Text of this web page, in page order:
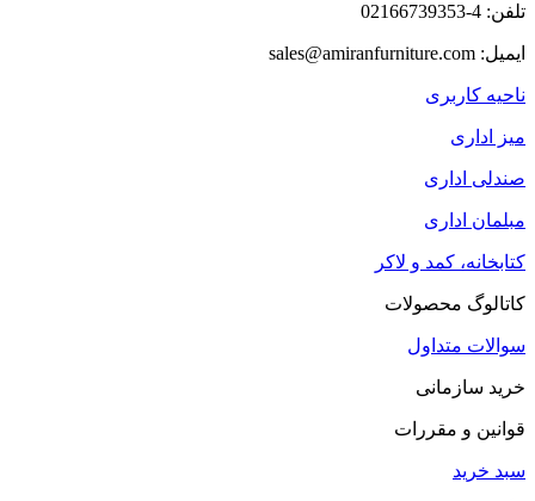
تلفن: 4-02166739353
ایمیل: sales@amiranfurniture.com
ناحیه کاربری
میز اداری
صندلی اداری
مبلمان اداری
کتابخانه، کمد و لاکر
کاتالوگ محصولات
سوالات متداول
خرید سازمانی
قوانین و مقررات
سبد خرید